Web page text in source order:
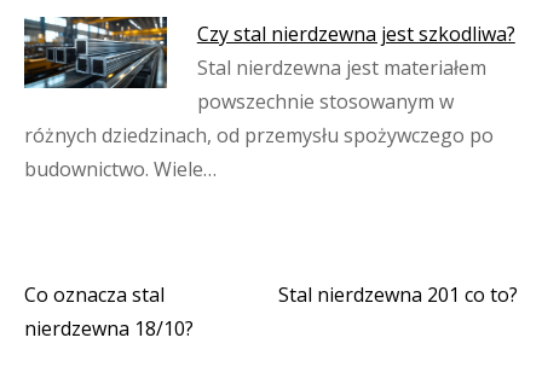
Czy stal nierdzewna jest szkodliwa?
Stal nierdzewna jest materiałem
powszechnie stosowanym w
różnych dziedzinach, od przemysłu spożywczego po
budownictwo. Wiele…
Nawigacja
Co oznacza stal
nierdzewna 18/10?
Stal nierdzewna 201 co to?